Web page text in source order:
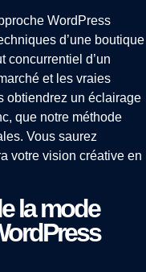
WordPress
d’une boutique
concurrentiel d’un
et les vraies
obtiendrez un éclairage
que notre méthode
Vous saurez
votre vision créative en
la mode